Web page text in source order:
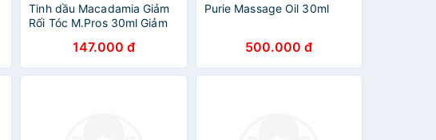
Tinh dầu Macadamia Giảm
Rối Tóc M.Pros 30ml Giảm
Mượt, Giữ Nếp Lamimi
Chính Hãng
147.000 đ
Purie Massage Oil 30ml
500.000 đ